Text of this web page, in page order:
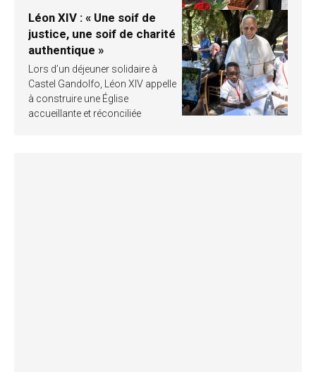
Léon XIV : « Une soif de
justice, une soif de charité
authentique »
Lors d’un déjeuner solidaire à
Castel Gandolfo, Léon XIV appelle
à construire une Église
accueillante et réconciliée